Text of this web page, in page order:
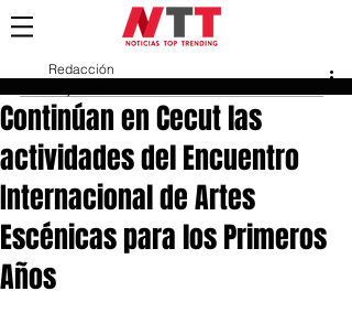
Continúan en Cecut las
actividades del Encuentro
Internacional de Artes
Escénicas para los Primeros
Años
Redacción